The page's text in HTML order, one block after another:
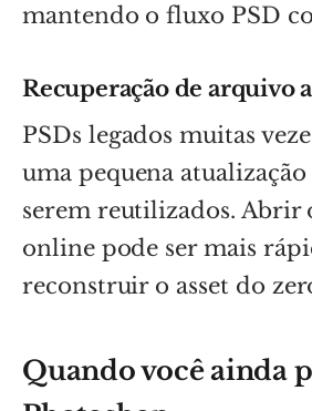
mantendo o fluxo PSD
Recuperação de arquivo
PSDs legados muitas
uma pequena atualização
serem reutilizados. Abrir
online pode ser mais
reconstruir o asset do
Quando você ainda